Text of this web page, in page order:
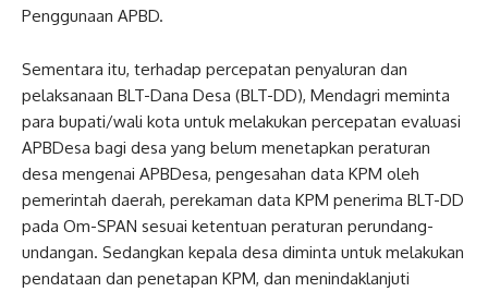
Penggunaan APBD.
Sementara itu, terhadap percepatan penyaluran dan
pelaksanaan BLT-Dana Desa (BLT-DD), Mendagri meminta
para bupati/wali kota untuk melakukan percepatan evaluasi
APBDesa bagi desa yang belum menetapkan peraturan
desa mengenai APBDesa, pengesahan data KPM oleh
pemerintah daerah, perekaman data KPM penerima BLT-DD
pada Om-SPAN sesuai ketentuan peraturan perundang-
undangan. Sedangkan kepala desa diminta untuk melakukan
pendataan dan penetapan KPM, dan menindaklanjuti